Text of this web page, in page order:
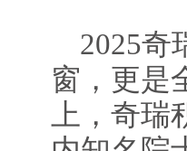
2025奇
窗，更是
上，奇